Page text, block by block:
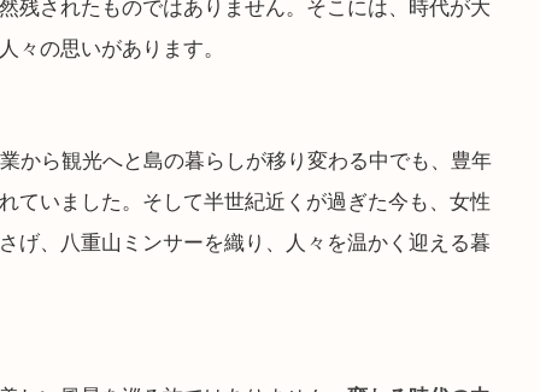
残されたものではありません。そこには、時代が大
々の思いがあります。
から観光へと島の暮らしが移り変わる中でも、豊年
ていました。そして半世紀近くが過ぎた今も、女性
げ、八重山ミンサーを織り、人々を温かく迎える暮